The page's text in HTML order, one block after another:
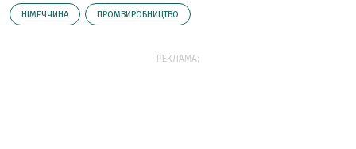
НІМЕЧЧИНА ПРОМВИРОБНИЦТВО
РЕКЛАМА: